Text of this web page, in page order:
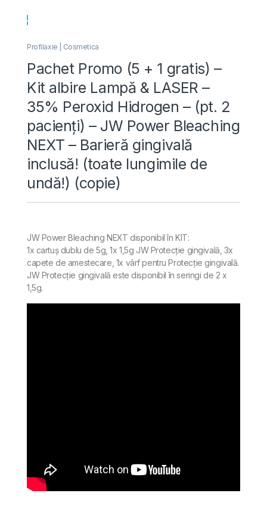
Profilaxie | Cosmetica
Pachet Promo (5 + 1 gratis) –
Kit albire Lampă & LASER –
35% Peroxid Hidrogen – (pt. 2
pacienți) – JW Power Bleaching
NEXT – Barieră gingivală
inclusă! (toate lungimile de
undă!) (copie)
JW Power Bleaching NEXT disponibil în KIT:
1x cartuș dublu de 5g, 1x 1,5g JW Protecție gingivală, 3x
capete de amestecare, 1x vârf pentru Protecție gingivală.
JW Protecție gingivală este disponibil în seringi de 2 x
1,5g.